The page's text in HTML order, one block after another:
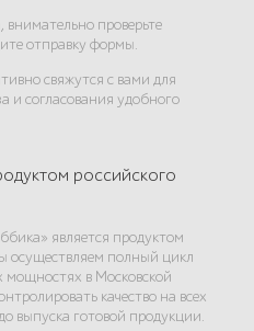
проверьте
отправку формы.
свяжутся с вами для
и согласования удобного
российского
является продуктом
осуществляем полный цикл
мощностях в Московской
качество на всех
выпуска готовой продукции.